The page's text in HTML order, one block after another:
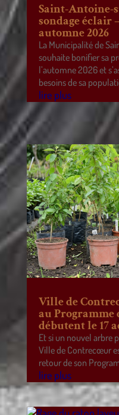
Saint-Antoine-
sondage éclair
automne 2026
La Municipalité de
souhaite bonifier sa
l’automne 2026 et
besoins de sa
lire plus
Ville de
au Programme
débutent le 17
Et si un nouvel arbre
Ville de Contrecœur
retour de son
lire plus